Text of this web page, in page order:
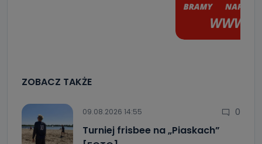
ZOBACZ TAKŻE
09.08.2026 14:55 0
Turniej frisbee na „Piaskach”